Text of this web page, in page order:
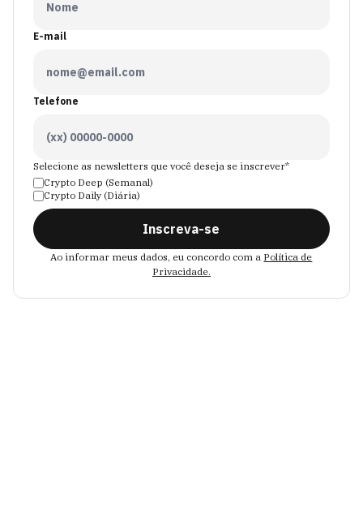
E-mail
Telefone
Selecione as newsletters que você deseja se inscrever*
Crypto Deep (Semanal)
Crypto Daily (Diária)
Inscreva-se
Ao informar meus dados, eu concordo com a Política de
Privacidade.